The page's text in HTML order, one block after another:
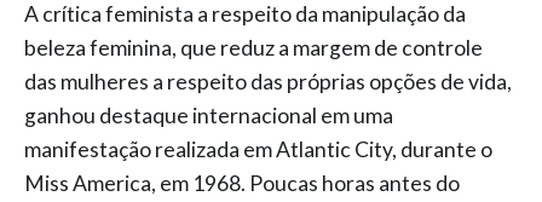
A crítica feminista a respeito da manipulação da
beleza feminina, que reduz a margem de controle
das mulheres a respeito das próprias opções de vida,
ganhou destaque internacional em uma
manifestação realizada em Atlantic City, durante o
Miss America, em 1968. Poucas horas antes do